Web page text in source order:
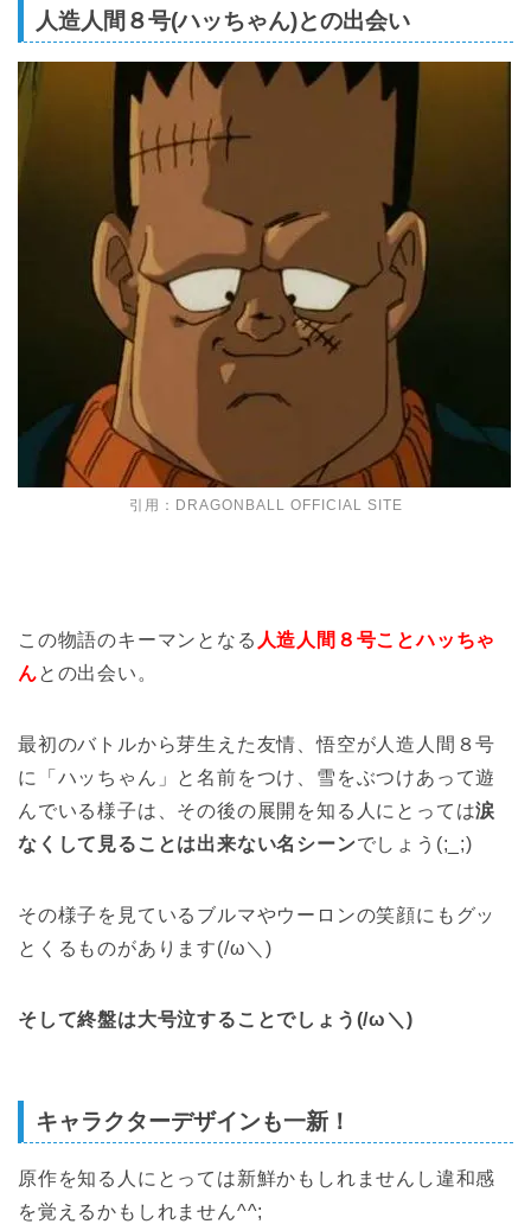
人造人間８号(ハッちゃん)との出会い
引用： DRAGONBALL OFFICIAL SITE
この物語のキーマンとなる 人造人間８号ことハッちゃ
んとの出会い。
最初のバトルから芽生えた友情、悟空が人造人間８号
に「ハッちゃん」と名前をつけ、雪をぶつけあって遊
んでいる様子は、その後の展開を知る人にとっては涙
なくして見ることは出来ない名シーンでしょう(;_;)
その様子を見ているブルマやウーロンの笑顔にもグッ
とくるものがあります(/ω＼)
そして終盤は大号泣することでしょう(/ω＼)
キャラクターデザインも一新！
原作を知る人にとっては新鮮かもしれませんし違和感
を覚えるかもしれません^^;